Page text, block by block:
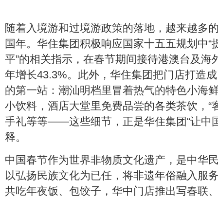
随着入境游和过境游政策的落地，越来越多
国年。华住集团积极响应国家十五五规划中
平”的相关指示，在春节期间接待港澳台及海
年增长43.3%。此外，华住集团把门店打造
的第一站：潮汕明档里冒着热气的特色小海
小饮料，酒店大堂里免费品尝的各类茶饮，“
手礼等等——这些细节，正是华住集团“让中
释。
中国春节作为世界非物质文化遗产，是中华
以弘扬民族文化为已任，将非遗年俗融入服
共吃年夜饭、包饺子，华中门店推出写春联